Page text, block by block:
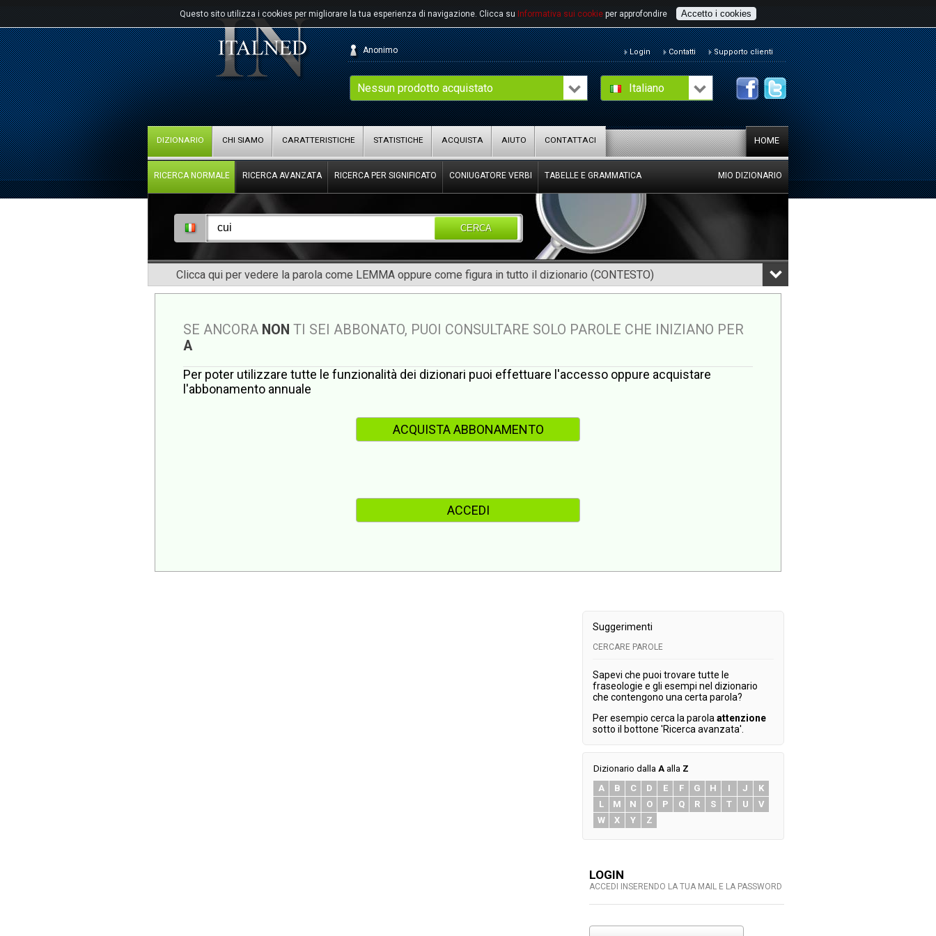
Questo sito utilizza i cookies per migliorare la tua esperienza di navigazione. Clicca su Informativa sui cookie per approfondire Accetto i cookies
Italiano
Nessun prodotto acquistato
Anonimo Login Contatti Supporto clienti
HOME
DIZIONARIO CHI SIAMO CARATTERISTICHE STATISTICHE ACQUISTA AIUTO CONTATTACI
RICERCA NORMALE RICERCA AVANZATA RICERCA PER SIGNIFICATO CONIUGATORE VERBI TABELLE E GRAMMATICA MIO DIZIONARIO
CERCA
Clicca qui per vedere la parola come LEMMA oppure come figura in tutto il dizionario (CONTESTO)
SE ANCORA NON TI SEI ABBONATO, PUOI CONSULTARE SOLO PAROLE CHE INIZIANO PER
A
Per poter utilizzare tutte le funzionalità dei dizionari puoi effettuare l'accesso oppure acquistare
l'abbonamento annuale
ACQUISTA ABBONAMENTO
ACCEDI
Suggerimenti
CERCARE PAROLE
Sapevi che puoi trovare tutte le
fraseologie e gli esempi nel dizionario
che contengono una certa parola?
Per esempio cerca la parola attenzione
sotto il bottone 'Ricerca avanzata'.
Dizionario dalla A alla Z
A
B C D E F G H I J
K
L
M N O P Q R S T U
V
W
X Y Z
LOGIN
ACCEDI INSERENDO LA TUA MAIL E LA PASSWORD